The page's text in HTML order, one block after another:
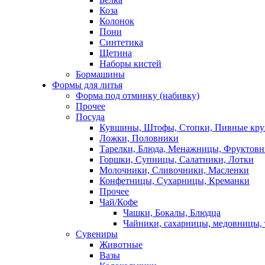
Коза
Колонок
Пони
Синтетика
Щетина
Наборы кистей
Бормашины
Формы для литья
Форма под отминку (набивку)
Прочее
Посуда
Кувшины, Штофы, Стопки, Пивные
Ложки, Половники
Тарелки, Блюда, Менажницы,
Горшки, Супницы, Салатники, Лотки
Молочники, Сливочники, Масленки
Конфетницы, Сухарницы, Креманки
Прочее
Чай/Кофе
Чашки, Бокалы, Блюдца
Чайники, сахарницы, медовницы,
Сувениры
Животные
Вазы